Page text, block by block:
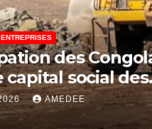
ENTREPRISES
des
capital social des
minières : Voici
que le Décret
AMEDEE